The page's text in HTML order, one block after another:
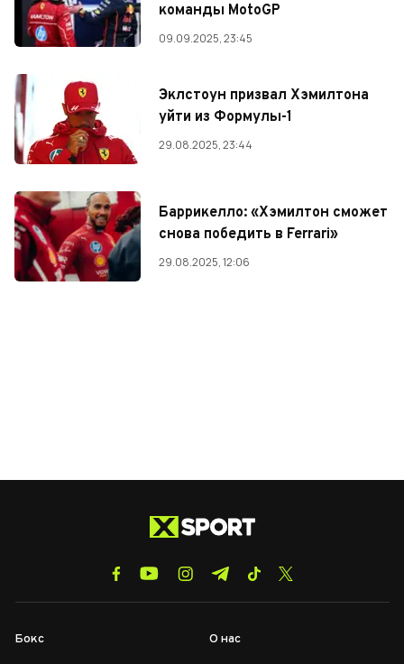
команды MotoGP
09.09.2025, 23:45
Эклстоун призвал Хэмилтона
уйти из Формулы-1
29.08.2025, 23:44
Баррикелло: «Хэмилтон сможет
снова победить в Ferrari»
29.08.2025, 12:06
Бокс О нас